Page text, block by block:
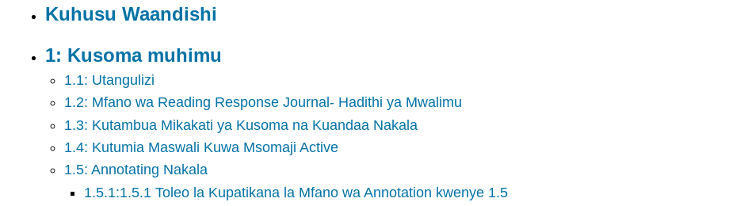
Kuhusu Waandishi
1: Kusoma muhimu
1.1: Utangulizi
1.2: Mfano wa Reading Response Journal- Hadithi ya Mwalimu
1.3: Kutambua Mikakati ya Kusoma na Kuandaa Nakala
1.4: Kutumia Maswali Kuwa Msomaji Active
1.5: Annotating Nakala
1.5.1:1.5.1 Toleo la Kupatikana la Mfano wa Annotation kwenye 1.5